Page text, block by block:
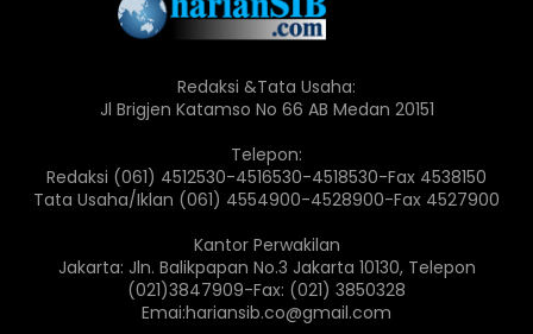
Redaksi &Tata Usaha:
Jl Brigjen Katamso No 66 AB Medan 20151
Telepon:
Redaksi (061) 4512530-4516530-4518530-Fax 4538150
Tata Usaha/Iklan (061) 4554900-4528900-Fax 4527900
Kantor Perwakilan
Jakarta: Jln. Balikpapan No.3 Jakarta 10130, Telepon
(021)3847909-Fax: (021) 3850328
Emai:hariansib.co@gmail.com